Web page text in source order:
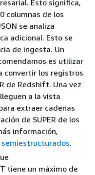
Esto significa,
columnas de los
se analiza
adicional. Esto se
de ingesta. Un
es utilizar
convertir los registros
de Redshift. Una vez
a la vista
extraer cadenas
de SUPER de los
información,
.
tiene un máximo de